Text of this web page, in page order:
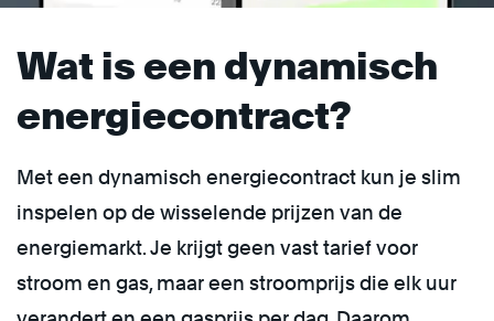
Wat is een dynamisch
energiecontract?
Met een dynamisch energiecontract kun je slim
inspelen op de wisselende prijzen van de
energiemarkt. Je krijgt geen vast tarief voor
stroom en gas, maar een stroomprijs die elk uur